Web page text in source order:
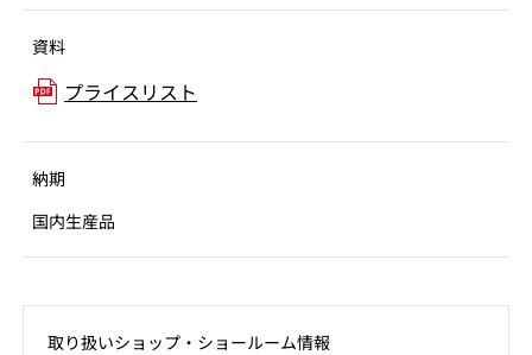
資料
プライスリスト
納期
国内生産品
取り扱いショップ‧ショールーム情報